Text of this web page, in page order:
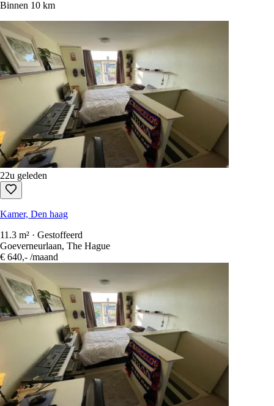
Kamer, Firenze
3 slaapkamers · Gestoffeerd
Via Cimarosa, Voorburg
€ 870,- /maand
Woningen in de buurt
Woningen in omliggende gebieden die je mogelijk interesseren.
Binnen 10 km
22u geleden